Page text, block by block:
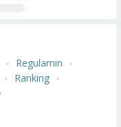
Regulamin
Ranking